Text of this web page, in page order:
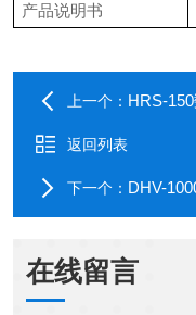
产品说明书
上一个： HRS-
返回列表
下一个： DHV-
在线留言